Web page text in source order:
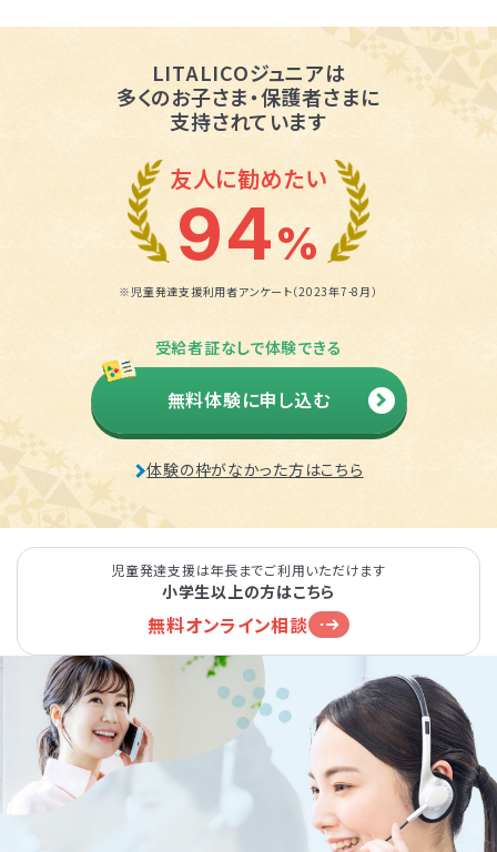
LITALICOジュニアは
多くのお子さま・保護者さまに
支持されています
友人に勧めたい
94%
※児童発達支援利用者アンケート（2023年7-8月）
受給者証なしで体験できる
無料体験に申し込む
体験の枠がなかった方はこちら
児童発達支援は年長までご利用いただけます
小学生以上の方はこちら
無料オンライン相談